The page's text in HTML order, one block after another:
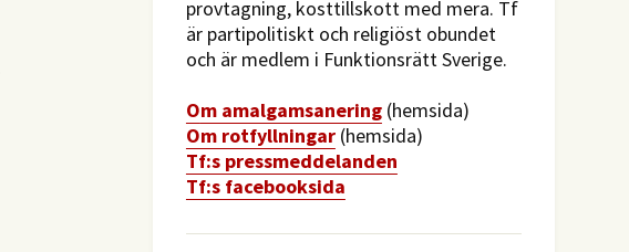
provtagning, kosttillskott med mera. Tf
är partipolitiskt och religiöst obundet
och är medlem i Funktionsrätt Sverige.
Om amalgamsanering (hemsida)
Om rotfyllningar (hemsida)
​Tf:s pressmeddelanden
Tf:s facebooksida